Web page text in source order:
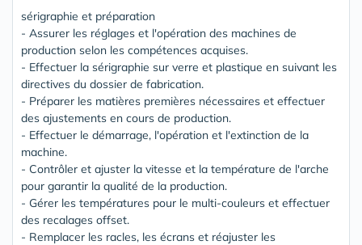
sérigraphie et préparation
- Assurer les réglages et l'opération des machines de
production selon les compétences acquises.
- Effectuer la sérigraphie sur verre et plastique en suivant les
directives du dossier de fabrication.
- Préparer les matières premières nécessaires et effectuer
des ajustements en cours de production.
- Effectuer le démarrage, l'opération et l'extinction de la
machine.
- Contrôler et ajuster la vitesse et la température de l'arche
pour garantir la qualité de la production.
- Gérer les températures pour le multi-couleurs et effectuer
des recalages offset.
- Remplacer les racles, les écrans et réajuster les